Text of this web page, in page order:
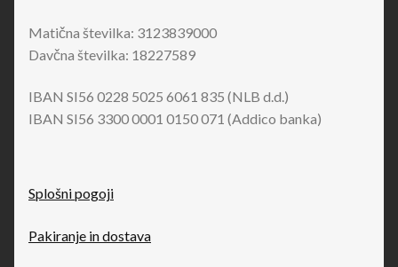
Matična številka: 3123839000
Davčna številka: 18227589
IBAN SI56 0228 5025 6061 835 (NLB d.d.)
IBAN SI56 3300 0001 0150 071 (Addico banka)
Splošni pogoji
Pakiranje in dostava